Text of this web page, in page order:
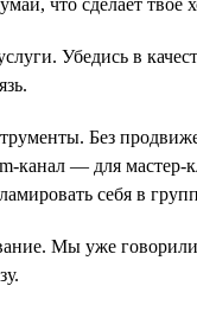
Убедись в
Без
канал — для
себя в
Мы уже